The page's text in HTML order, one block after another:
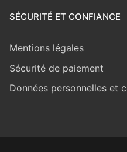
SÉCURITÉ ET CONFIANCE
Mentions légales
Sécurité de paiement
Données personnelles et